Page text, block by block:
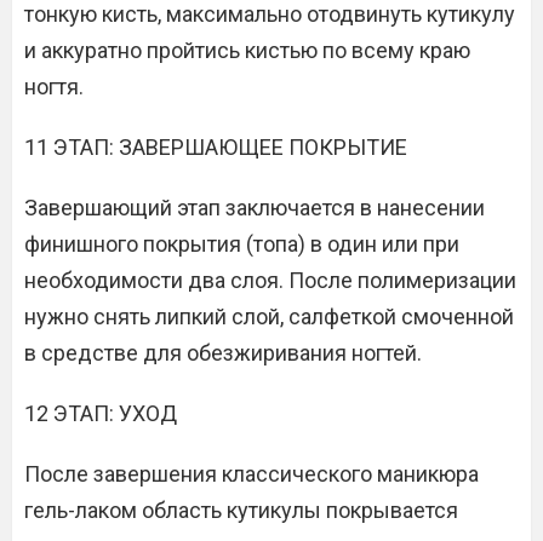
тонкую кисть, максимально отодвинуть кутикулу
и аккуратно пройтись кистью по всему краю
ногтя.
11 ЭТАП: ЗАВЕРШАЮЩЕЕ ПОКРЫТИЕ
Завершающий этап заключается в нанесении
финишного покрытия (топа) в один или при
необходимости два слоя. После полимеризации
нужно снять липкий слой, салфеткой смоченной
в средстве для обезжиривания ногтей.
12 ЭТАП: УХОД
После завершения классического маникюра
гель-лаком область кутикулы покрывается